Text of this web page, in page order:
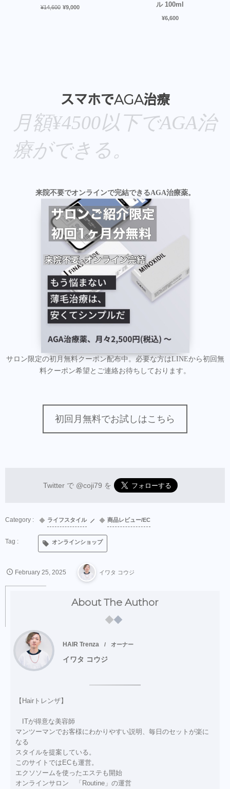
¥14,600 ¥9,000
ル 100ml
¥6,600
スマホでAGA治療
月額¥4500以下でAGA治
療ができる。
来院不要でオンラインで完結できるAGA治療薬。
サロン限定の初月無料クーポン配布中。必要な方はLINEから初回無
料クーポン希望とご連絡お待ちしております。
初回月無料でお試しはこちら
Twitter で @coji79 を
ライフスタイル 商品レビュー/EC
オンラインショップ
February 25 2025 イワタ コウジ
About The Author
HAIR Trenza オーナー
イワタ コウジ
【Hairトレンザ】
ITが得意な美容師
マンツーマンでお客様にわかりやすい説明、毎日のセットが楽に
なる
スタイルを提案している。
このサイトではECも運営。
エクソソームを使ったエステも開始
オンラインサロン 「Routine」の運営